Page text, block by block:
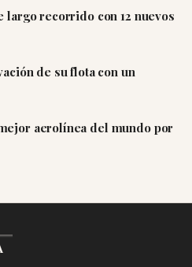
largo recorrido con 12 nuevos
de su flota con un
aerolínea del mundo por